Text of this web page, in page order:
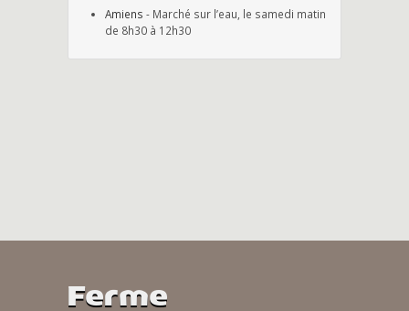
Amiens - Marché sur l’eau, le samedi matin
de 8h30 à 12h30
Ferme